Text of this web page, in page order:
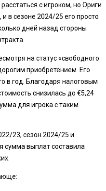
с игроком, но Ориги
в сезоне 2024/25 его просто
дней назад стороны
на статус «свободного
приобретением. Его
в год. Благодаря налоговым
снизилась до €5,24
для игрока с таким
23, сезон 2024/25 и
сумма выплат составила